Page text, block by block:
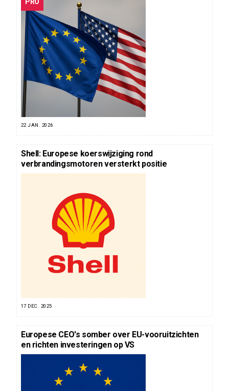
22 JAN. 2026
Shell: Europese koerswijziging rond
verbrandingsmotoren versterkt positie
17 DEC. 2025
Europese CEO's somber over EU-vooruitzichten
en richten investeringen op VS